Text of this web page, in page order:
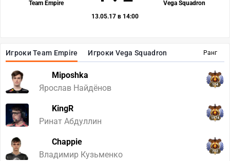
Ранг
Игроки Team Empire Игроки Vega Squadron
Miposhka
Ярослав Найдёнов
104
KingR
Ринат Абдуллин
1974
Chappie
Владимир Кузьменко
702
Team Empire Vega Squadron
13.05.17 в 14:00